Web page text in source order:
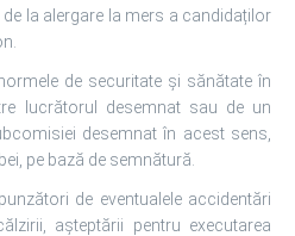
la alergare la mers a candidaților
de securitate și sănătate în
lucrătorul desemnat sau de un
desemnat în acest sens,
pe bază de semnătură.
de eventualele accidentări
așteptării pentru executarea